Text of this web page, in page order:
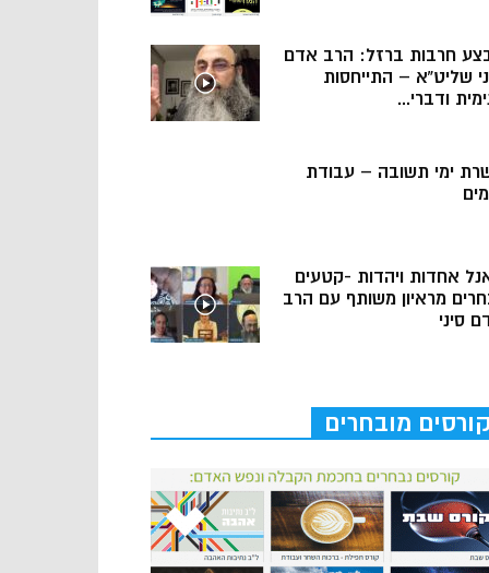
חרבות ברזל: הרב אדם
שליט”א – התייחסות
ודברי...
ימי תשובה – עבודת
אחדות ויהדות -קטעים
מראיון משותף עם הרב
סיני
קורסים מובחרים